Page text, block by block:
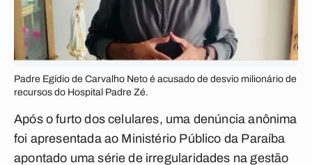
Padre Egídio de Carvalho Neto é acusado de desvio milionário de
recursos do Hospital Padre Zé.
Após o furto dos celulares, uma denúncia anônima
foi apresentada ao Ministério Público da Paraíba
apontado uma série de irregularidades na gestão